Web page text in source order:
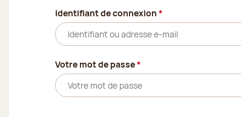
Identifiant de connexion *
Votre mot de passe*